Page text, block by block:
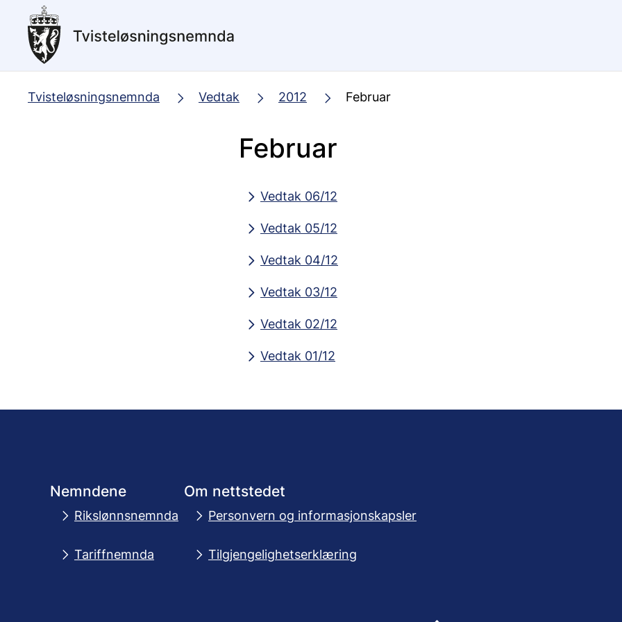
hovedinnhold
Tvisteløsningsnemnda Vedtak 2012 Februar
Februar
Vedtak 06/12
Vedtak 05/12
Vedtak 04/12
Vedtak 03/12
Vedtak 02/12
Vedtak 01/12
Nemndene
Rikslønnsnemnda
Tariffnemnda
Om nettstedet
Personvern og informasjonskapsler
Tilgjengelighetserklæring